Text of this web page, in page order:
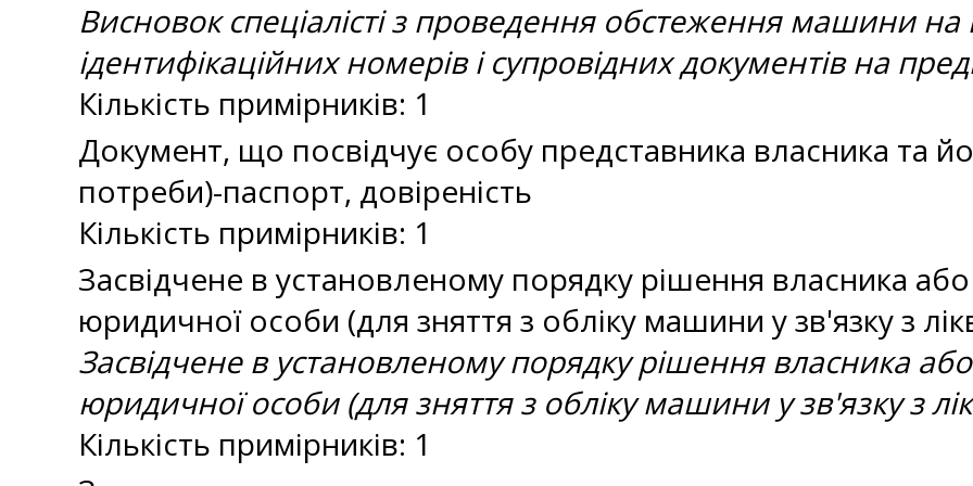
Висновок спеціалісті з проведення обстеження машини на
ідентифікаційних номерів і супровідних документів на
Кількість примірників: 1
Документ, що посвідчує особу представника власника та
потреби)-паспорт, довіреність
Кількість примірників: 1
Засвідчене в установленому порядку рішення власника або
юридичної особи (для зняття з обліку машини у зв'язку з
Засвідчене в установленому порядку рішення власника або
юридичної особи (для зняття з обліку машини у зв'язку з
Кількість примірників: 1